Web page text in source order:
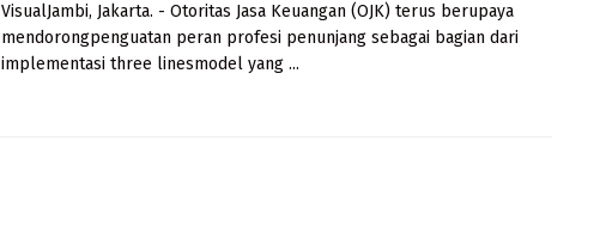
VisualJambi, Jakarta. - Otoritas Jasa Keuangan (OJK) terus berupaya
mendorongpenguatan peran profesi penunjang sebagai bagian dari
implementasi three linesmodel yang ...